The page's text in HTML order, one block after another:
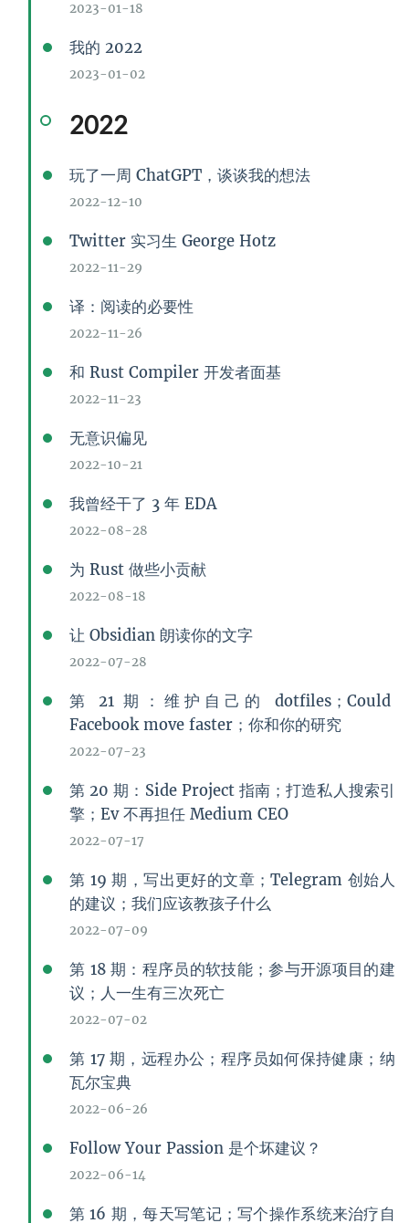
2023-01-18
我的 2022
2023-01-02
2022
玩了一周 ChatGPT，谈谈我的想法
2022-12-10
Twitter 实习生 George Hotz
2022-11-29
译：阅读的必要性
2022-11-26
和 Rust Compiler 开发者面基
2022-11-23
无意识偏见
2022-10-21
我曾经干了 3 年 EDA
2022-08-28
为 Rust 做些小贡献
2022-08-18
让 Obsidian 朗读你的文字
2022-07-28
第 21 期：维护自己的 dotfiles；Could
Facebook move faster；你和你的研究
2022-07-23
第 20 期：Side Project 指南；打造私人搜索引
擎；Ev 不再担任 Medium CEO
2022-07-17
第 19 期，写出更好的文章；Telegram 创始人
的建议；我们应该教孩子什么
2022-07-09
第 18 期：程序员的软技能；参与开源项目的建
议；人一生有三次死亡
2022-07-02
第 17 期，远程办公；程序员如何保持健康；纳
瓦尔宝典
2022-06-26
Follow Your Passion 是个坏建议？
2022-06-14
第 16 期，每天写笔记；写个操作系统来治疗自